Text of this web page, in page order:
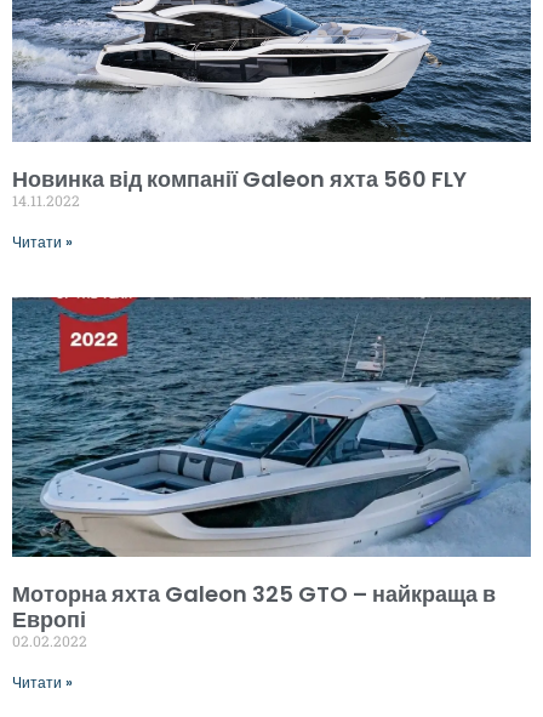
Новинка від компанії Galeon яхта 560 FLY
14.11.2022
Читати »
Моторна яхта Galeon 325 GTO – найкраща в
Европі
02.02.2022
Читати »